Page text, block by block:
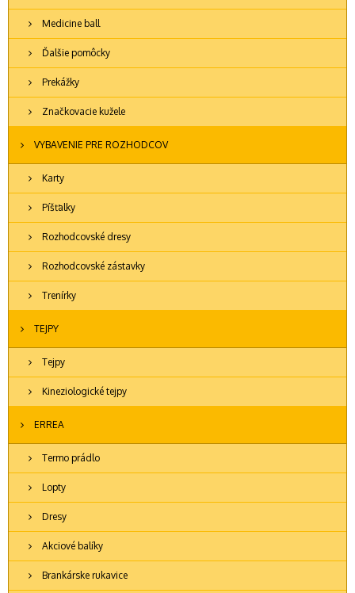
Medicine ball
Ďalšie pomôcky
Prekážky
Značkovacie kužele
VYBAVENIE PRE ROZHODCOV
Karty
Píšťalky
Rozhodcovské dresy
Rozhodcovské zástavky
Trenírky
TEJPY
Tejpy
Kineziologické tejpy
ERREA
Termo prádlo
Lopty
Dresy
Akciové balíky
Brankárske rukavice